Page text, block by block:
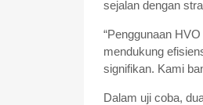
sejalan dengan
“Penggunaan
mendukung
signifikan. Kami
Dalam uji coba,